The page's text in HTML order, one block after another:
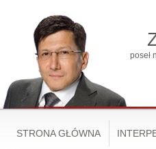
poseł
STRONA GŁÓWNA